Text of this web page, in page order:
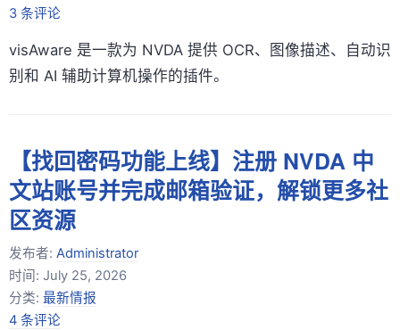
3 条评论
visAware 是一款为 NVDA 提供 OCR、图像描述、自动识
别和 AI 辅助计算机操作的插件。
【找回密码功能上线】注册 NVDA 中
文站账号并完成邮箱验证，解锁更多社
区资源
发布者: Administrator
时间: July 25, 2026
分类: 最新情报
4 条评论